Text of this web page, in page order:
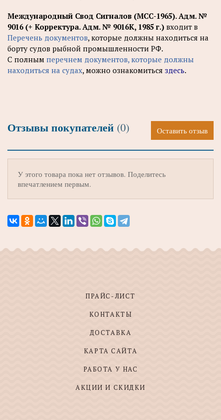
Международный Свод Сигналов (МСС-1965). Адм. №
9016 (+ Корректура. Адм. № 9016К, 1985 г.) входит в
Перечень документов, которые должны находиться на
борту судов рыбной промышленности РФ.
С полным перечнем документов, которые должны
находиться на судах, можно ознакомиться здесь.
Отзывы покупателей (0) Оставить отзыв
У этого товара пока нет отзывов. Поделитесь
впечатлением первым.
ПРАЙС-ЛИСТ
КОНТАКТЫ
ДОСТАВКА
КАРТА САЙТА
РАБОТА У НАС
АКЦИИ И СКИДКИ